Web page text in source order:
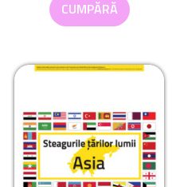
CUMPĂRĂ